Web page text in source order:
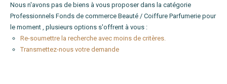
Nous n'avons pas de biens à vous proposer dans la catégorie
Professionnels Fonds de commerce Beauté / Coiffure Parfumerie pour
le moment , plusieurs options s'offrent à vous :
Re-soumettre la recherche avec moins de critères.
Transmettez-nous votre demande